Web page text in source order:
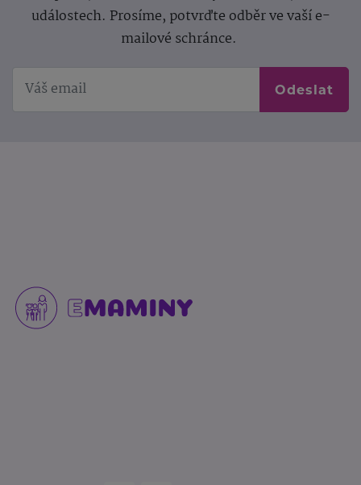
událostech. Prosíme, potvrďte odběr ve vaší e-
mailové schránce.
Odeslat